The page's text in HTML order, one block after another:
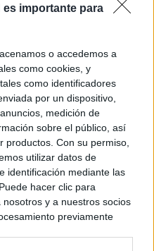
importante para
o accedemos a
como cookies, y
como identificadores
por un dispositivo,
medición de
sobre el público, así
Con su permiso,
utilizar datos de
identificación mediante las
hacer clic para
y a nuestros socios
previamente